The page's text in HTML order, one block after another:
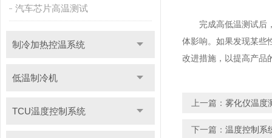
汽车芯片高温测试
制冷加热控温系统
低温制冷机
TCU温度控制系统
完成高低温测试后，
体影响。如果发现某些
改进措施，以提高产品
上一篇： 雾化仪温度
下一篇： 温度控制系